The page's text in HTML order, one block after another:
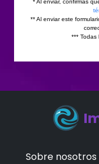
Sobre nosotros